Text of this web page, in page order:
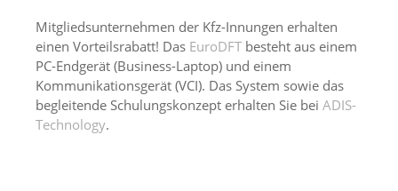
Mitgliedsunternehmen der Kfz-Innungen erhalten
einen Vorteilsrabatt! Das EuroDFT besteht aus einem
PC-Endgerät (Business-Laptop) und einem
Kommunikationsgerät (VCI). Das System sowie das
begleitende Schulungskonzept erhalten Sie bei ADIS-
Technology.